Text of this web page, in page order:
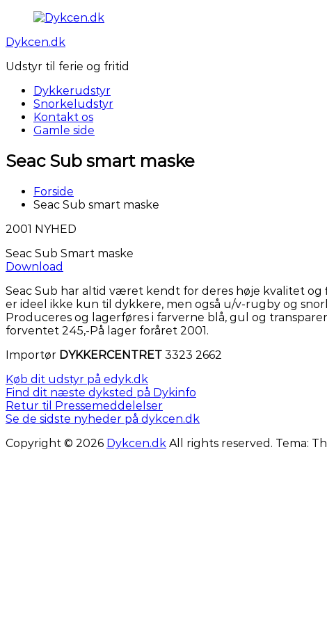
Videre
indhold
Dykcen.dk
Udstyr til ferie og fritid
Dykkerudstyr
Snorkeludstyr
Kontakt os
Gamle side
Seac Sub smart maske
Forside
Seac Sub smart maske
2001 NYHED
Seac Sub Smart maske
Download
Seac Sub har altid været kendt for deres høje kvalitet og
er ideel ikke kun til dykkere, men også u/v-rugby og
Produceres og lagerføres i farverne blå, gul og
forventet 245,-På lager foråret 2001.
Importør DYKKERCENTRET 3323 2662
Køb dit udstyr på edyk.dk
Find dit næste dyksted på Dykinfo
Retur til Pressemeddelelser
Se de sidste nyheder på dykcen.dk
Copyright © 2026 Dykcen.dk All rights reserved. Tema: